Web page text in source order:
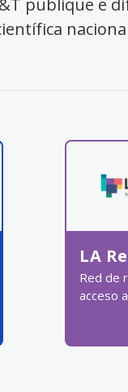
LA
Red de
acceso